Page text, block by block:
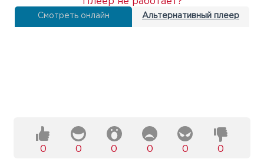
Смотреть онлайн Альтернативный плеер
0 0 0 0 0 0